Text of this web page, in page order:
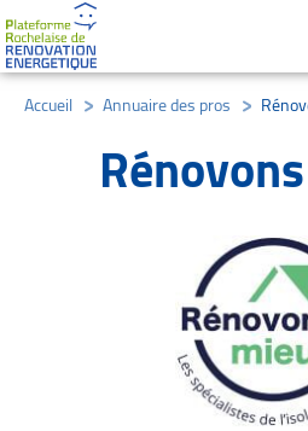
Accueil Annuaire des pros